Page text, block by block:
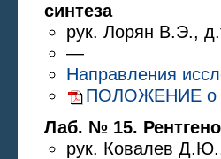
синтеза
рук. Лорян В.Э.,
—
Направления
ПОЛОЖЕНИЕ о
Лаб. № 15.
рук. Ковалев Д.Ю.